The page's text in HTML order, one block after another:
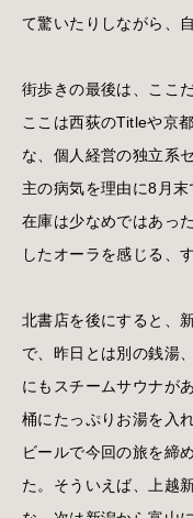
て驚いたりしながら、
街歩きの最後は、ここ
ここは西荻のTitleや京
な、個人経営の独立系
主の病気を理由に8月
在庫は少なめではあっ
したオーラを感じる、
北書店を後にすると、
で、昨日とは別の銭湯
にもスチームサウナが
桶にたっぷりお湯を入
ビールで今回の旅を締
た。そういえば、上越